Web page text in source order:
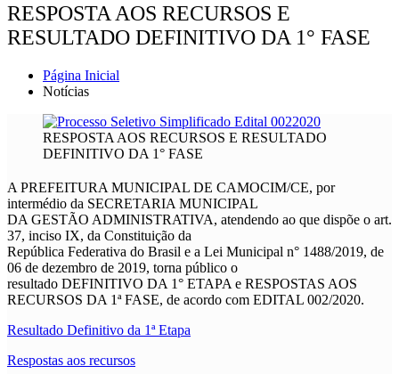
RESPOSTA AOS RECURSOS E
RESULTADO DEFINITIVO DA 1° FASE
Página Inicial
Notícias
RESPOSTA AOS RECURSOS E RESULTADO
DEFINITIVO DA 1° FASE
A PREFEITURA MUNICIPAL DE CAMOCIM/CE, por
intermédio da SECRETARIA MUNICIPAL
DA GESTÃO ADMINISTRATIVA, atendendo ao que dispõe o art.
37, inciso IX, da Constituição da
República Federativa do Brasil e a Lei Municipal n° 1488/2019, de
06 de dezembro de 2019, torna público o
resultado DEFINITIVO DA 1° ETAPA e RESPOSTAS AOS
RECURSOS DA 1ª FASE, de acordo com EDITAL 002/2020.
Resultado Definitivo da 1ª Etapa
Respostas aos recursos